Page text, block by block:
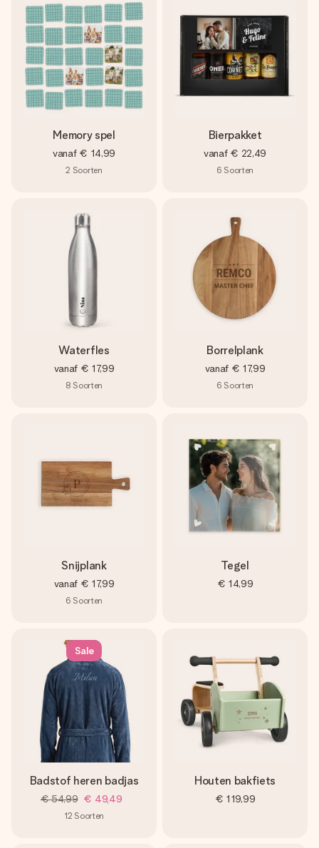
Memory spel
vanaf € 14,99
2 Soorten
Bierpakket
vanaf € 22,49
6 Soorten
Waterfles
vanaf € 17,99
8 Soorten
Borrelplank
vanaf € 17,99
6 Soorten
Snijplank
vanaf € 17,99
6 Soorten
Tegel
€ 14,99
Sale
Badstof heren badjas
€ 54,99 € 49,49
12 Soorten
Houten bakfiets
€ 119,99